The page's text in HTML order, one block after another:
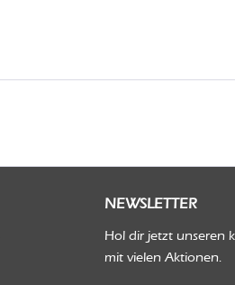
NEWSLETTER
Hol dir jetzt unseren
mit vielen Aktionen.